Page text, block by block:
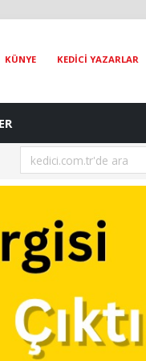
KÜNYE KEDİCİ YAZARLAR